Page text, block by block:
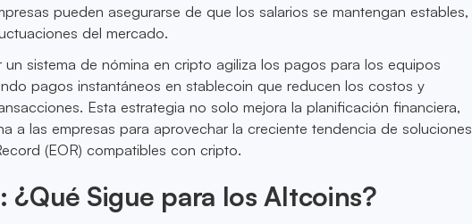
pueden asegurarse de que los salarios se mantengan estables,
del mercado.
sistema de nómina en cripto agiliza los pagos para los equipos
pagos instantáneos en stablecoin que reducen los costos y
Esta estrategia no solo mejora la planificación financiera,
a las empresas para aprovechar la creciente tendencia de soluciones
(EOR) compatibles con cripto.
¿Qué Sigue para los Altcoins?